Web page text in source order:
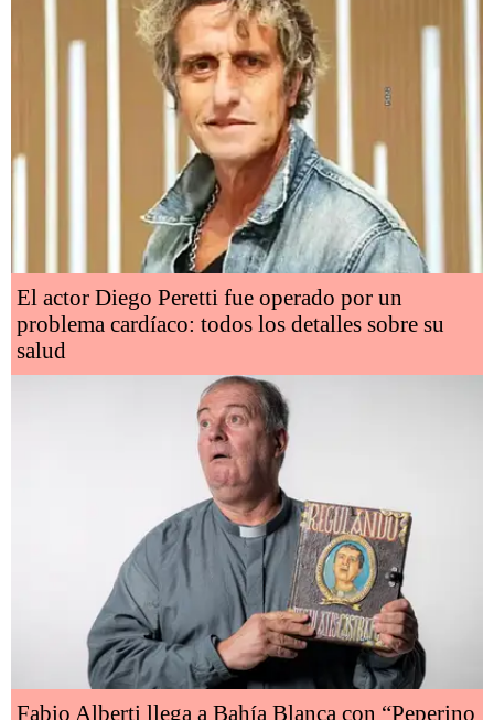
El actor Diego Peretti fue operado por un
problema cardíaco: todos los detalles sobre su
salud
Fabio Alberti llega a Bahía Blanca con “Peperino